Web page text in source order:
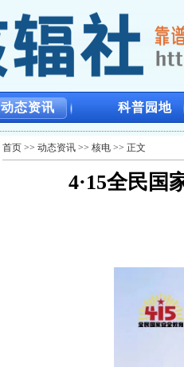
动态资讯 科普园地
首页 >> 动态资讯 >> 核电 >> 正文
4·15全民国